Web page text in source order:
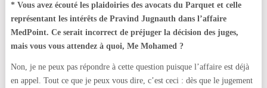
* Vous avez écouté les plaidoiries des avocats du Parquet et celle
représentant les intérêts de Pravind Jugnauth dans l’affaire
MedPoint. Ce serait incorrect de préjuger la décision des juges,
mais vous vous attendez à quoi, Me Mohamed ?
Non, je ne peux pas répondre à cette question puisque l’affaire est déjà
en appel. Tout ce que je peux vous dire, c’est ceci : dès que le jugement